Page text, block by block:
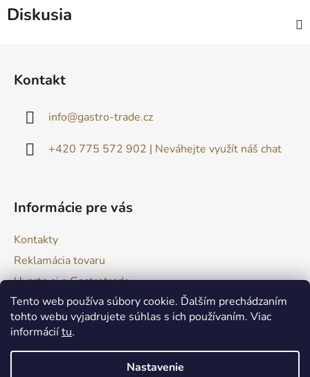
Tento web používa súbory cookie. Ďalším prechádzaním
tohto webu vyjadrujete súhlas s ich používaním. Viac
informáciítu.
Nastavenie
Diskusia
Kontakt
info@gastro-trade.cz
+420 775 572 902 | Neváhejte využít náš chat
Informácie pre vás
Kontakty
Reklamácia tovaru
Uvarte si s Gastrotrade
Naše produkty - Tipy a triky
Obchodné podmienky